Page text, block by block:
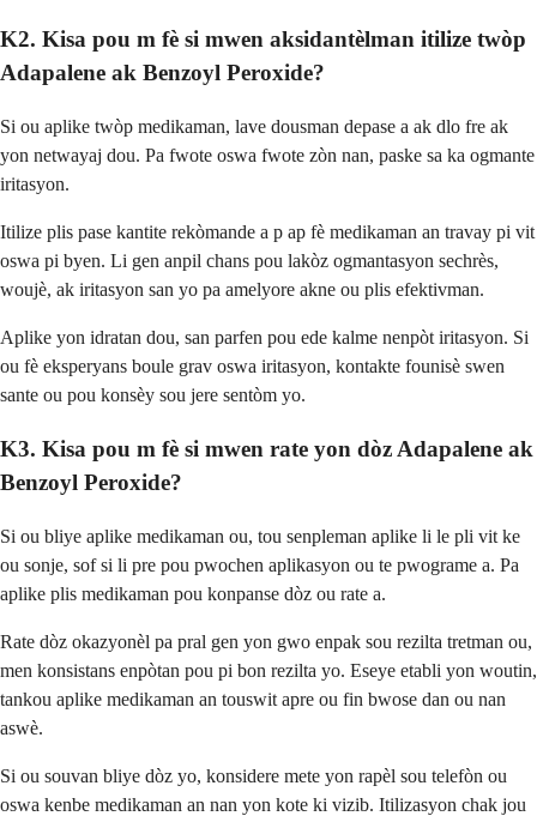
K2. Kisa pou m fè si mwen aksidantèlman itilize twòp
Adapalene ak Benzoyl Peroxide?
Si ou aplike twòp medikaman, lave dousman depase a ak dlo fre ak
yon netwayaj dou. Pa fwote oswa fwote zòn nan, paske sa ka ogmante
iritasyon.
Itilize plis pase kantite rekòmande a p ap fè medikaman an travay pi vit
oswa pi byen. Li gen anpil chans pou lakòz ogmantasyon sechrès,
woujè, ak iritasyon san yo pa amelyore akne ou plis efektivman.
Aplike yon idratan dou, san parfen pou ede kalme nenpòt iritasyon. Si
ou fè eksperyans boule grav oswa iritasyon, kontakte founisè swen
sante ou pou konsèy sou jere sentòm yo.
K3. Kisa pou m fè si mwen rate yon dòz Adapalene ak
Benzoyl Peroxide?
Si ou bliye aplike medikaman ou, tou senpleman aplike li le pli vit ke
ou sonje, sof si li pre pou pwochen aplikasyon ou te pwograme a. Pa
aplike plis medikaman pou konpanse dòz ou rate a.
Rate dòz okazyonèl pa pral gen yon gwo enpak sou rezilta tretman ou,
men konsistans enpòtan pou pi bon rezilta yo. Eseye etabli yon woutin,
tankou aplike medikaman an touswit apre ou fin bwose dan ou nan
aswè.
Si ou souvan bliye dòz yo, konsidere mete yon rapèl sou telefòn ou
oswa kenbe medikaman an nan yon kote ki vizib. Itilizasyon chak jou